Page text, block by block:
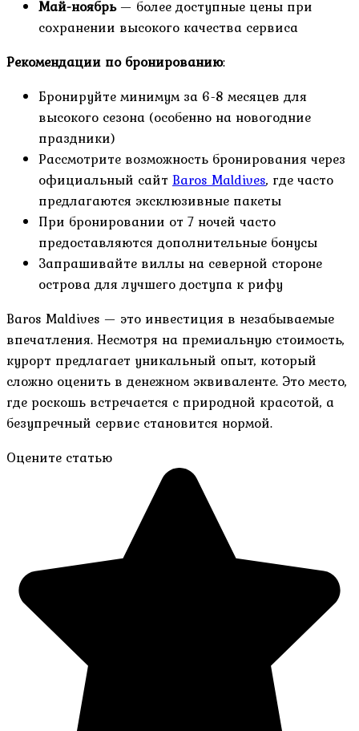
Май-ноябрь— более доступные цены при
сохранении высокого качества сервиса
Рекомендации по бронированию:
Бронируйте минимум за 6-8 месяцев для
высокого сезона (особенно на новогодние
праздники)
Рассмотрите возможность бронирования через
официальный сайт Baros Maldives, где часто
предлагаются эксклюзивные пакеты
При бронировании от 7 ночей часто
предоставляются дополнительные бонусы
Запрашивайте виллы на северной стороне
острова для лучшего доступа к рифу
Baros Maldives — это инвестиция в незабываемые
впечатления. Несмотря на премиальную стоимость,
курорт предлагает уникальный опыт, который
сложно оценить в денежном эквиваленте. Это место,
где роскошь встречается с природной красотой, а
безупречный сервис становится нормой.
Оцените статью